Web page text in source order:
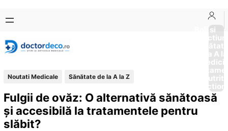
conținut
content
Boli si
Afectiuni
Sănătate
de la A
Noutati Medicale Sănătate de la A la Z
Fulgii de ovăz: O alternativă sănătoasă
și accesibilă la tratamentele pentru
slăbit?